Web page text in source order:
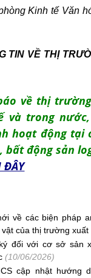
Kinh tế Văn
TIN VỀ THỊ
về thị
và trong
hoạt động tại
bất động sản
ĐÂY
về các biện pháp
của thị trường xuất
đối với cơ sở sản
(10/06/2026)
cập nhật hướng